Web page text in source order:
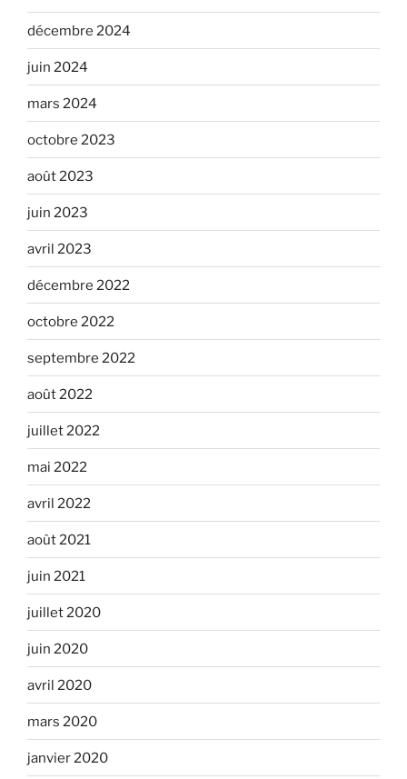
décembre 2024
juin 2024
mars 2024
octobre 2023
août 2023
juin 2023
avril 2023
décembre 2022
octobre 2022
septembre 2022
août 2022
juillet 2022
mai 2022
avril 2022
août 2021
juin 2021
juillet 2020
juin 2020
avril 2020
mars 2020
janvier 2020